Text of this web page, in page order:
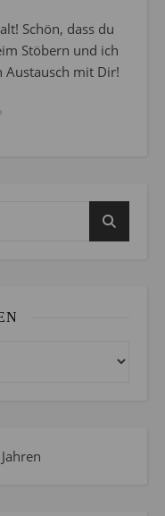
Schön, dass du
Stöbern und ich
Austausch mit Dir!